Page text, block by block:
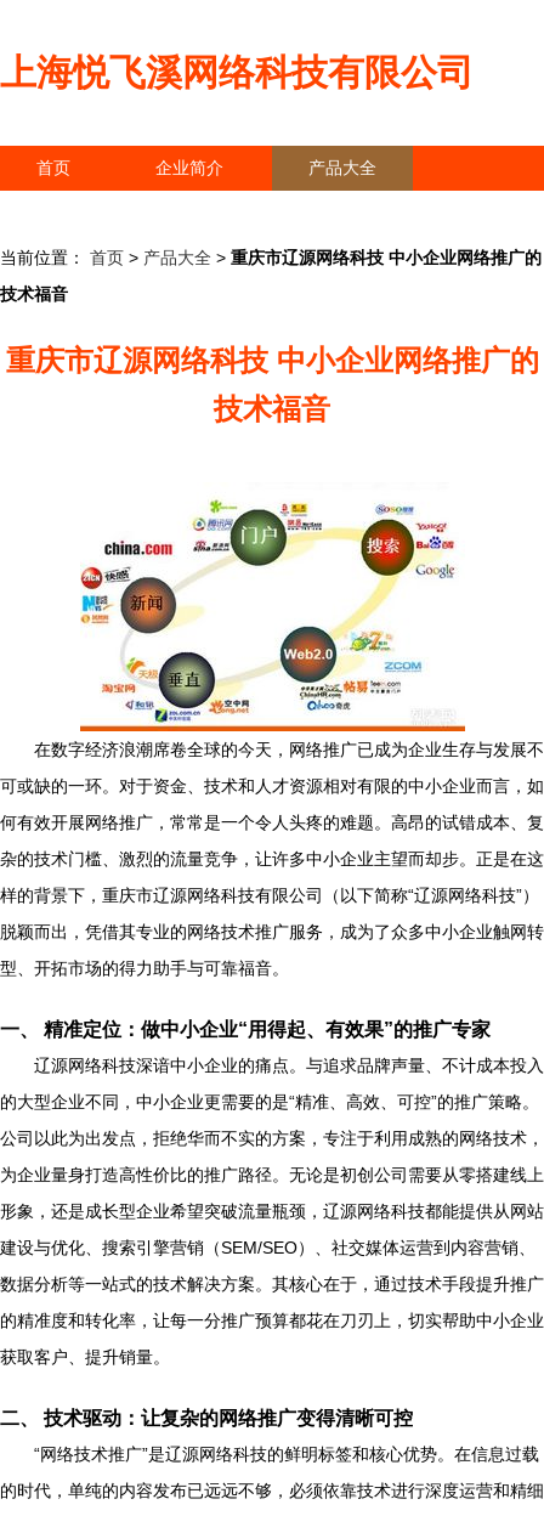
上海悦飞溪网络科技有限公司
首页 企业简介 产品大全
当前位置： 首页 > 产品大全 > 重庆市辽源网络科技 中小企业网络推广的
技术福音
重庆市辽源网络科技 中小企业网络推广的
技术福音
在数字经济浪潮席卷全球的今天，网络推广已成为企业生存与发展不
可或缺的一环。对于资金、技术和人才资源相对有限的中小企业而言，如
何有效开展网络推广，常常是一个令人头疼的难题。高昂的试错成本、复
杂的技术门槛、激烈的流量竞争，让许多中小企业主望而却步。正是在这
样的背景下，重庆市辽源网络科技有限公司（以下简称“辽源网络科技”）
脱颖而出，凭借其专业的网络技术推广服务，成为了众多中小企业触网转
型、开拓市场的得力助手与可靠福音。
一、 精准定位：做中小企业“用得起、有效果”的推广专家
辽源网络科技深谙中小企业的痛点。与追求品牌声量、不计成本投入
的大型企业不同，中小企业更需要的是“精准、高效、可控”的推广策略。
公司以此为出发点，拒绝华而不实的方案，专注于利用成熟的网络技术，
为企业量身打造高性价比的推广路径。无论是初创公司需要从零搭建线上
形象，还是成长型企业希望突破流量瓶颈，辽源网络科技都能提供从网站
建设与优化、搜索引擎营销（SEM/SEO）、社交媒体运营到内容营销、
数据分析等一站式的技术解决方案。其核心在于，通过技术手段提升推广
的精准度和转化率，让每一分推广预算都花在刀刃上，切实帮助中小企业
获取客户、提升销量。
二、 技术驱动：让复杂的网络推广变得清晰可控
“网络技术推广”是辽源网络科技的鲜明标签和核心优势。在信息过载
的时代，单纯的内容发布已远远不够，必须依靠技术进行深度运营和精细